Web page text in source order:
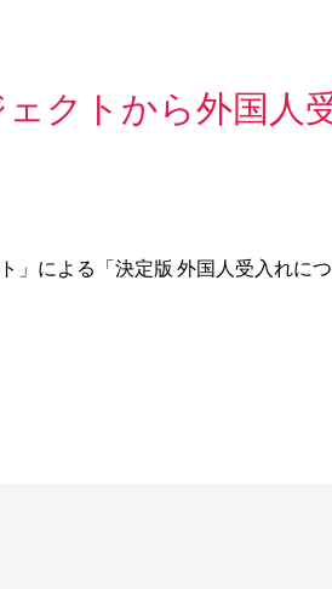
クトから外国人
」による「決定版 外国人受入れに